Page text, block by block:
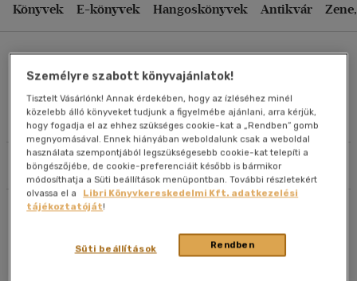
Könyvek E-könyvek Hangoskönyvek Antikvár
Művei
Szűrés Rendezés
Ár szerint csökkenő
Eladott darabszám szerint csökkenő
Eladott darabszám szerint növekvő
Cím szerint A-Z
Szerző szerint A-Z
Megjelenítés
20 db / oldal
Személyre szabott könyvajánlatok!
Tisztelt Vásárlónk! Annak érdekében, hogy az ízléséhez minél
közelebb álló könyveket tudjunk a figyelmébe ajánlani, arra kérjük,
hogy fogadja el az ehhez szükséges cookie-kat a „Rendben” gomb
megnyomásával. Ennek hiányában weboldalunk csak a weboldal
használata szempontjából legszükségesebb cookie-kat telepíti a
böngészőjébe, de cookie-preferenciáit később is bármikor
módosíthatja a Süti beállítások menüpontban. További részletekért
olvassa el a
Libri Könyvkereskedelmi Kft. adatkezelési
tájékoztatóját!
Rendben
Süti beállítások